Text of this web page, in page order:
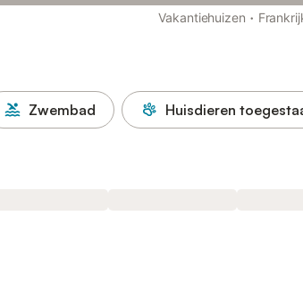
Vakantiehuizen ·
Zwembad Huisdieren